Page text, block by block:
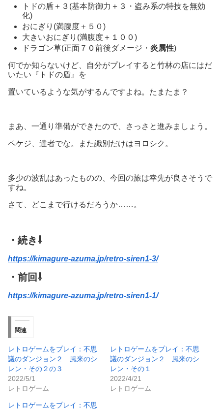
トドの盾＋３(基本防御力＋３・盗み系の特技を無効
化)
おにぎり(満腹度＋５０)
大きいおにぎり(満腹度＋１００)
ドラゴン草(正面７０前後ダメージ・炎属性)
何でか知らないけど、自分がプレイすると竹林の店にはだ
いたい『トドの盾』を
置いているような気がするんですよね。たまたま？
まあ、一通り準備ができたので、さっさと進みましょう。
ペケジ、達者でな。また識別だけはヨロシク。
多少の波乱はあったものの、今回の旅は幸先が良さそうで
すね。
さて、どこまで行けるだろうか……。
・続き⇩
https://kimagure-azuma.jp/retro-siren1-3/
・前回⇩
https://kimagure-azuma.jp/retro-siren1-1/
関連
レトロゲームをプレイ：不思
議のダンジョン２ 風来のシ
レン・その２の３
2022/5/1
レトロゲーム
レトロゲームをプレイ：不思
議のダンジョン２ 風来のシ
レン・その１
2022/4/21
レトロゲーム
レトロゲームをプレイ：不思